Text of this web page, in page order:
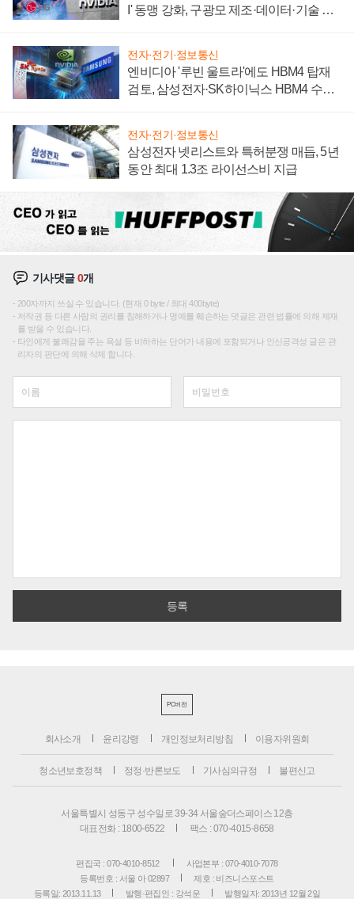
I' 동맹 강화, 구광모 제조·데이터·기술 결
전자·전기·정보통신
엔비디아 '루빈 울트라'에도 HBM4 탑재
검토, 삼성전자·SK하이닉스 HBM4 수율
전자·전기·정보통신
삼성전자 넷리스트와 특허분쟁 매듭, 5년
동안 최대 1.3조 라이선스비 지급
기사댓글0개
200자까지 쓰실 수 있습니다. (현재 0 byte / 최대 400byte)
저작권 등 다른 사람의 권리를 침해하거나 명예를 훼손하는 댓글은 관련 법률에 의해 제재
를 받을 수 있습니다.
타인에게 불쾌감을 주는 욕설 등 비하하는 단어가 내용에 포함되거나 인신공격성 글은 관
리자의 판단에 의해 삭제 합니다.
PC버전
회사소개 윤리강령 개인정보처리방침 이용자위원회
청소년보호정책 정정·반론보도 기사심의규정 불편신고
서울특별시 성동구 성수일로 39-34 서울숲더스페이스 12층
대표전화 : 1800-6522
팩스 : 070-4015-8658
편집국 : 070-4010-8512
사업본부 : 070-4010-7078
등록번호 : 서울 아 02897
제호 : 비즈니스포스트
등록일: 2013.11.13
발행·편집인 : 강석운 발행일자: 2013년 12월 2일